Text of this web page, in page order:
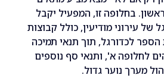
זו, המפעיל יקבל
כולל קבוצות
תוך תנאי תמיכה
ותנאי סף נוספים
גדול.